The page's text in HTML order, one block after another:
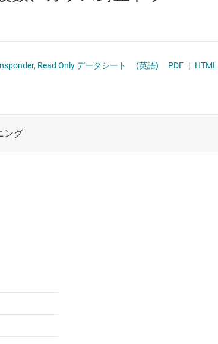
Read Only データシート (英語) PDF | HTML